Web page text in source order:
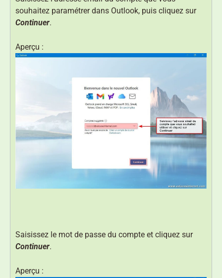
souhaitez paramétrer dans Outlook, puis cliquez sur
Continuer.
Aperçu :
Saisissez le mot de passe du compte et cliquez sur
Continuer.
Aperçu :